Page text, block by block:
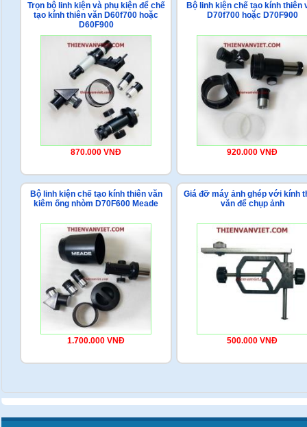
Trọn bộ linh kiện và phụ kiện để chế
tạo kính thiên văn D60f700 hoặc
D60F900
870.000 VNĐ
Bộ linh kiện chế tạo kính thiên
D70f700 hoặc D70F900
920.000 VNĐ
Bộ linh kiện chế tạo kính thiên văn
kiêm ống nhòm D70F600 Meade
1.700.000 VNĐ
Giá đỡ máy ảnh ghép với kính
văn để chụp ảnh
500.000 VNĐ